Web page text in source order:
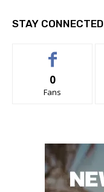
STAY CONNECTED
0
Fans